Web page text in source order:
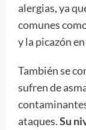
alergias, ya
comunes
y la picazón
También se
sufren de
ataques.Su